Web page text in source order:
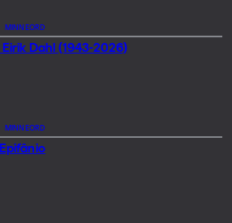
MINNEORD
Dahl (1943-2026)
MINNEORD